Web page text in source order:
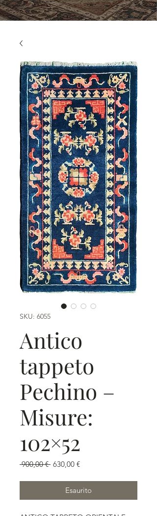
SKU: 6055
Antico
tappeto
Pechino –
Misure:
102×52
900,00 € Prezzo
630,00 €Prezzo
Esaurito